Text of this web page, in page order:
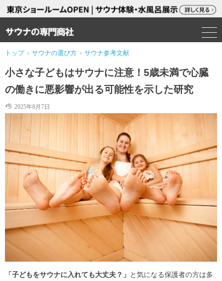
トップ › サウナの選び方 › サウナ参考文献
小さな子どもはサウナに注意！5歳未満で心臓
の働きに悪影響が出る可能性を示した研究
2025年8月7日
「子どもをサウナに入れても大丈夫？」 と気になる保護者の方は多